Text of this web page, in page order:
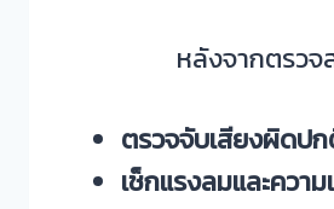
หลังจากตรวจสอ
ตรวจจับเสียงผิดป
เช็กแรงลมและความ